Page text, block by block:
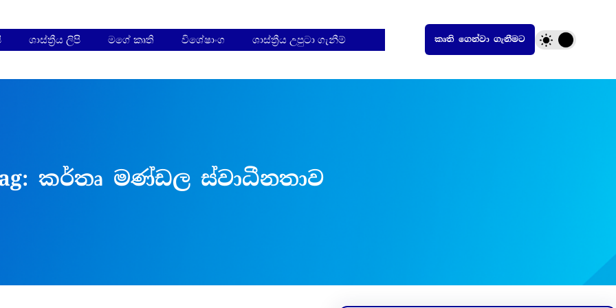
ශාස්ත්‍රීය ලිපි මගේ කෘති විශේෂාංග ශාස්ත්‍රීය උපුටා ගැනීම් කෘති ගෙන්වා ගැනීමට
කර්තෘ මණ්ඩල ස්වාධීනතාව